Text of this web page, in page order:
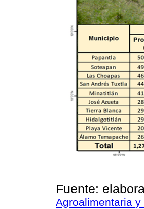
Fuente:
Agroalimentaria